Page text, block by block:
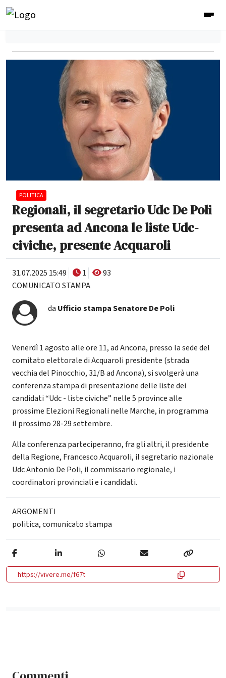
POLITICA
Regionali, il segretario Udc De Poli
presenta ad Ancona le liste Udc-
civiche, presente Acquaroli
31.07.2025 15:49 1
93
COMUNICATO STAMPA
da Ufficio stampa Senatore De Poli
Venerdì 1 agosto alle ore 11, ad Ancona, presso la sede del
comitato elettorale di Acquaroli presidente (strada
vecchia del Pinocchio, 31/B ad Ancona), si svolgerà una
conferenza stampa di presentazione delle liste dei
candidati “Udc - liste civiche” nelle 5 province alle
prossime Elezioni Regionali nelle Marche, in programma
il prossimo 28-29 settembre.
Alla conferenza parteciperanno, fra gli altri, il presidente
della Regione, Francesco Acquaroli, il segretario nazionale
Udc Antonio De Poli, il commissario regionale, i
coordinatori provinciali e i candidati.
ARGOMENTI
politica,comunicato stampa
https://vivere.me/f67t